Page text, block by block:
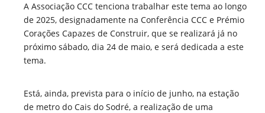
A Associação CCC tenciona trabalhar este tema ao longo
de 2025, designadamente na Conferência CCC e Prémio
Corações Capazes de Construir, que se realizará já no
próximo sábado, dia 24 de maio, e será dedicada a este
tema.
Está, ainda, prevista para o início de junho, na estação
de metro do Cais do Sodré, a realização de uma